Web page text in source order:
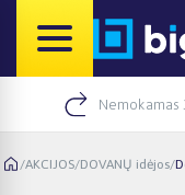
Nemokamas
/AKCIJOS/DOVANŲ idėjos/